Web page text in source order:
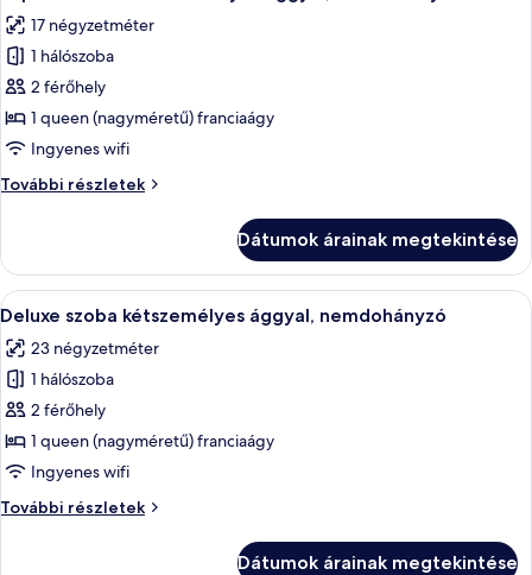
nemdohányzó
további
részletei
következő
szoba
összes
képének
megtekintése:
Superior
kétszemélyes
17 négyzetméter
1 hálószoba
2 férőhely
1 queen (nagyméretű) franciaágy
Ingyenes wifi
További részletek
Superior
nemdohányzó
további
részletei
Dátumok árainak megtekintése
A
következő
szoba
összes
képének
megtekintése:
Deluxe
kétszemélyes
Egy szállodai szoba, amelyben
4
Deluxe szoba kétszemélyes ággyal, nemdohányzó
23 négyzetméter
1 hálószoba
2 férőhely
1 queen (nagyméretű) franciaágy
Ingyenes wifi
További részletek
Deluxe
Dátumok árainak megtekintése